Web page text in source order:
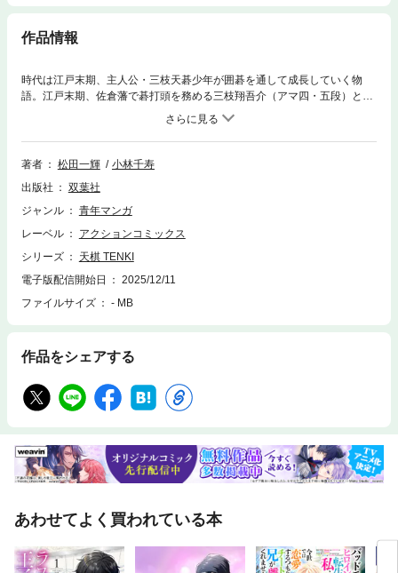
作品情報
時代は江戸末期、主人公・三枝天碁少年が囲碁を通して成長していく物
語。江戸末期、佐倉藩で碁打頭を務める三枝翔吾介（アマ四・五段）とそ
の妻さなえ（プロ級の実力）。囲碁の才能のある長男の天碁、長女の弥生
の二児がおり、幸せな家庭を築いていた。ある日、家老に呼び出された翔
吾介が、水戸藩と利権がらみの対局で、一目負けする、という難題を申し
つけられ――。天才少年が歩む波乱万丈の囲碁活劇！！
著者 松田一輝
小林千寿
出版社
双葉社
ジャンル
青年マンガ
レーベル
アクションコミックス
シリーズ
天棋 TENKI
電子版配信開始日
2025/12/11
ファイルサイズ
- MB
作品をシェアする
あわせてよく買われている本